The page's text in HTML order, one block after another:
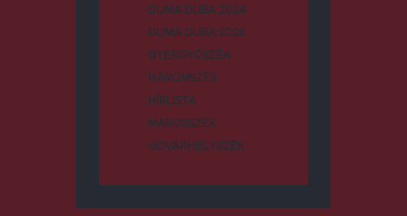
DUMA DUBA 2024
DUMA DUBA 2026
GYERGYÓSZÉK
HÁROMSZÉK
HÍRLISTA
MAROSSZÉK
UDVARHELYSZÉK